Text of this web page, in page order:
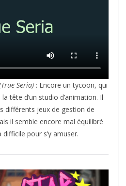
Seria) : Encore un tycoon, qui
tête d’un studio d’animation. Il
différents jeux de gestion de
il semble encore mal équilibré
pour s’y amuser.